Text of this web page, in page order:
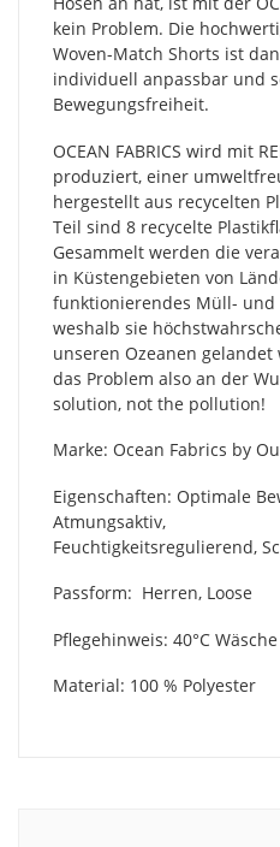
kein Problem. Die
Woven-Match Shorts ist
individuell anpassbar und
Bewegungsfreiheit.
OCEAN FABRICS wird mit
produziert, einer
hergestellt aus recycelten
Teil sind 8 recycelte
Gesammelt werden die
in Küstengebieten von
funktionierendes Müll- und
weshalb sie
unseren Ozeanen
das Problem also an der
solution, not the pollution!
Marke: Ocean Fabrics by
Eigenschaften: Optimale
Atmungsaktiv,
Feuchtigkeitsregulierend,
Passform: Herren, Loose
Pflegehinweis: 40°C Wäsche
Material: 100 % Polyester